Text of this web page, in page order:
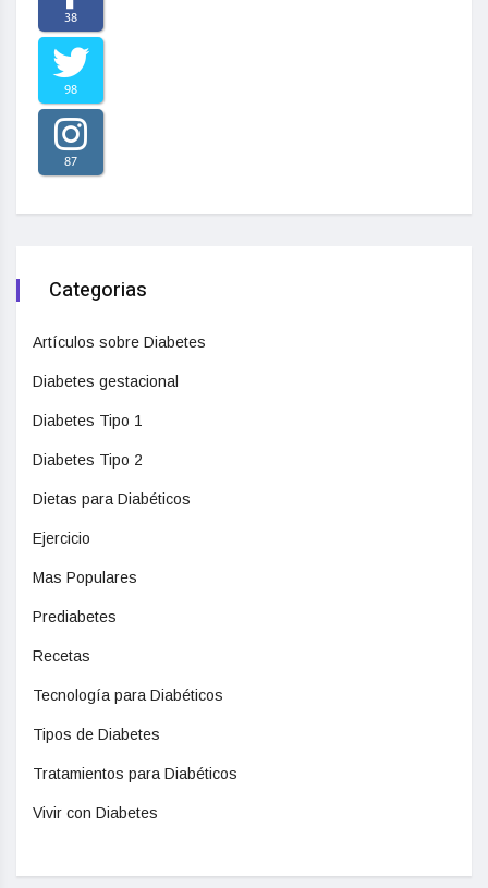
38
98
87
Categorias
Artículos sobre Diabetes
Diabetes gestacional
Diabetes Tipo 1
Diabetes Tipo 2
Dietas para Diabéticos
Ejercicio
Mas Populares
Prediabetes
Recetas
Tecnología para Diabéticos
Tipos de Diabetes
Tratamientos para Diabéticos
Vivir con Diabetes